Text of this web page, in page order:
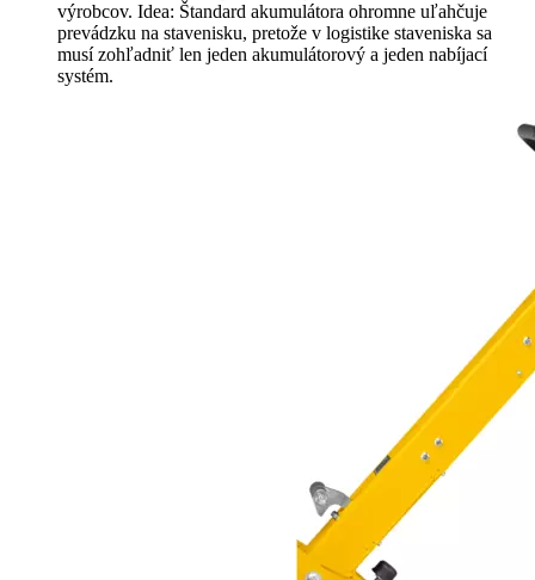
výrobcov. Idea: Štandard akumulátora ohromne uľahčuje
prevádzku na stavenisku, pretože v logistike staveniska sa
musí zohľadniť len jeden akumulátorový a jeden nabíjací
systém.